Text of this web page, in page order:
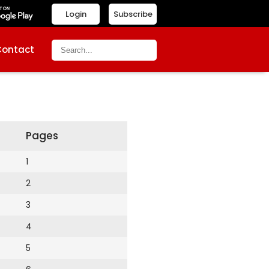
Subscribe
Login
Pages
1
2
3
4
5